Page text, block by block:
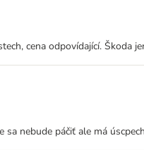
cena odpovídající. Škoda
sa nebude páčiť ale má